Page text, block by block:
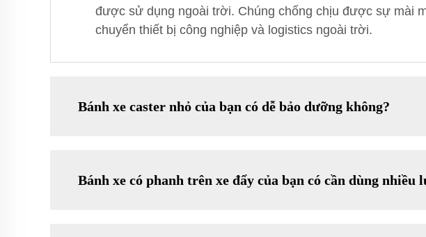
được sử dụng ngoài trời. Chúng chống chịu được sự mài
chuyển thiết bị công nghiệp và logistics ngoài trời.
Bánh xe caster nhỏ của bạn có dễ bảo dưỡng không?
Bánh xe có phanh trên xe đẩy của bạn có cần dùng nhiều